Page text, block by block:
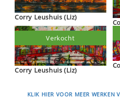
Corry Leushuis (Liz)
Corry Leushuis (Liz)
Verkocht
KLIK HIER VOOR MEER WERKEN